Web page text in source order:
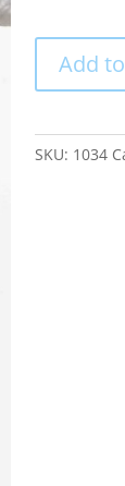
Add
SKU: 1034